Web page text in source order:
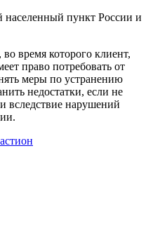
населенный пункт России и
время которого клиент,
право потребовать от
меры по устранению
недостатки, если не
вследствие нарушений